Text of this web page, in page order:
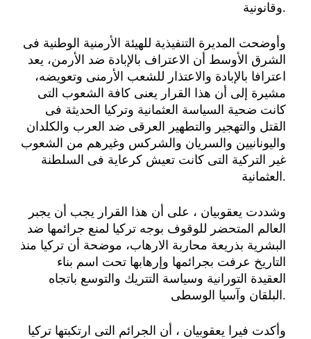
وقانونية.
وأوضحت المديرة التنفيذية للهيئة الأرمنية الوطنية فى
الشرق الأوسط أن الاعتراف بالإبادة ضد الأرمن، يعد
اعترافا بالإبادة والاعتذار للشعب الأرمنى وتعويضه،
مشيرة إلى أن هذا القرار يعنى كافة الشعوب التى
كانت ضحية السياسة العثمانية وتركيا الحديثة فى
القتل والتهجير والتطهير العرقى ضد العرب والكلدان
واليونانيين والسريان والشركس وغيرهم من الشعوب
غير التركية التى كانت تعيش كرعاية فى السلطنة
العثمانية.
وشددت يعقوبيان ، على أن هذا القرار يجب أن يجبر
العالم المتحضر للوقوف بوجه تركيا لمنع جرائمها ضد
البشرية بذريعة محاربة الارهاب، موضحة أن تركيا منذ
التاريخ عرفت بجرائمها وإرهابها تحت اسم بناء
العقيدة التورانية وسياسة التتريك والتوسع باتجاه
البلقان وآسيا الوسطى.
وأكدت فيرا يعقوبيان ، أن الجرائم التى ارتكبتها تركيا